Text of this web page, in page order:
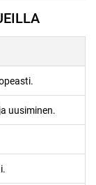
uusiminen.